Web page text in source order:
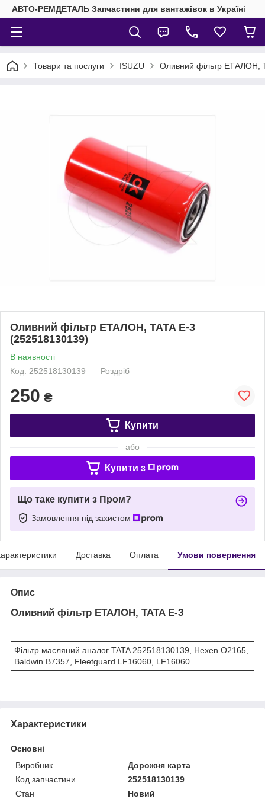
АВТО-РЕМДЕТАЛЬ Запчастини для вантажівок в Україні
Товари та послуги ISUZU Оливний фільтр ЕТАЛОН,
Оливний фільтр ЕТАЛОН, TATA Е-3
(252518130139)
В наявності
Код: 252518130139
Роздріб
250 ₴
Купити
або
Купити з
Що таке купити з Пром?
Замовлення під захистом
Доставка Оплата Умови повернення
Опис
Оливний фільтр ЕТАЛОН, TATA Е-3
Фільтр масляний аналог TATA 252518130139, Hexen O2165,
Baldwin B7357, Fleetguard LF16060, LF16060
Характеристики
Основні
Виробник
Дорожня карта
Код запчастини
252518130139
Стан
Новий